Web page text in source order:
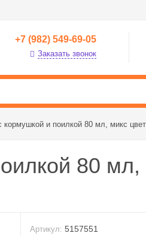
+7 (982) 549-69-05
Заказать звонок
кормушкой и поилкой 80 мл, микс
80 мл,
Артикул: 5157551